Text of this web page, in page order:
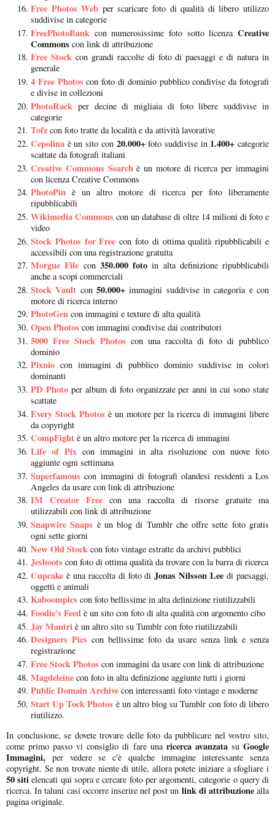
Free Photos Web per scaricare foto di qualità di libero utilizzo
suddivise in categorie
FreePhotoBank con numerosissime foto sotto licenza Creative
Commons con link di attribuzione
Free Stockcon grandi raccolte di foto di paesaggi e di natura in
generale
4 Free Photoscon foto di dominio pubblico condivise da fotografi
e divise in collezioni
PhotoRack per decine di migliaia di foto libere suddivise in
categorie
Tofz con foto tratte da località e da attività lavorative
Cepolina è un sito con20.000+foto suddivise in 1.400+ categorie
scattate da fotografi italiani
Creative Commons Search è un motore di ricerca per immagini
con licenza Creative Commons
PhotoPin è un altro motore di ricerca per foto liberamente
ripubblicabili
Wikimedia Commons con un database di oltre 14 milioni di foto e
video
Stock Photos for Free con foto di ottima qualità ripubblicabili e
accessibili con una registrazione gratuita
Morgue File con350.000 foto in alta definizione ripubblicabili
anche a scopi commerciali
Stock Vault con50.000+immagini suddivise in categoria e con
motore di ricerca interno
PhotoGen con immagini e texture di alta qualità
Open Photos con immagini condivise dai contributori
5000 Free Stock Photos con una raccolta di foto di pubblico
dominio
Pixnio con immagini di pubblico dominio suddivise in colori
dominanti
PD Photoper album di foto organizzate per anni in cui sono state
scattate
Every Stock Photosè un motore per la ricerca di immagini libere
da copyright
CompFight è un altro motore per la ricerca di immagini
Life of Pixcon immagini in alta risoluzione con nuove foto
aggiunte ogni settimana
Superfamous con immagini di fotografi olandesi residenti a Los
Angeles da usare con link di attribuzione
IM Creator Free con una raccolta di risorse gratuite ma
utilizzabili con link di attribuzione
Snapwire Snaps è un blog di Tumblr che offre sette foto gratis
ogni sette giorni
New Old Stock con foto vintage estratte da archivi pubblici
Jeshoots con foto di ottima qualità da trovare con la barra di ricerca
Cupcake è una raccolta di foto di Jonas Nilsson Lee di paesaggi,
oggetti e animali
Kaboompics con foto bellissime in alta definizione riutilizzabili
Foodie's Feed è un sito con foto di alta qualità con argomento cibo
Jay Mantri è un altro sito su Tumblr con foto riutilizzabili
Designers Pics con bellissime foto da usare senza link e senza
registrazione
Free Stock Photos con immagini da usare con link di attribuzione
Magdeleine con foto in alta definizione aggiunte tutti i giorni
Public Domain Archive con interessanti foto vintage e moderne
Start Up Tock Photos è un altro blog su Tumblr con foto di libero
riutilizzo.
In conclusione, se dovete trovare delle foto da pubblicare nel vostro sito,
come primo passo vi consiglio di fare una ricerca avanzatasuGoogle
Immagini, per vedere se c'è qualche immagine interessante senza
copyright. Se non trovate niente di utile, allora potete iniziare a sfogliare i
50 siti elencati qui sopra e cercare foto per argomenti, categorie o query di
ricerca. In taluni casi occorre inserire nel post un link di attribuzionealla
pagina originale.